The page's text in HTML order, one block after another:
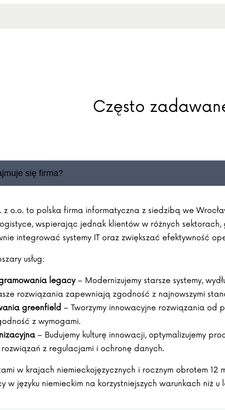
Często
się firma?
z o.o. to polska firma informatyczna z siedzibą we
wspierając jednak klientów w różnych
integrować systemy IT oraz zwiększać efektywność
usług:
legacy– Modernizujemy starsze systemy,
rozwiązania zapewniają zgodność z najnowszymi
greenfield – Tworzymy innowacyjne rozwiązania od
z wymogami.
– Budujemy kulturę innowacji, optymalizujemy
z regulacjami i ochronę danych.
w krajach niemieckojęzycznych i rocznym obrotem 12
w języku niemieckim na korzystniejszych warunkach niż